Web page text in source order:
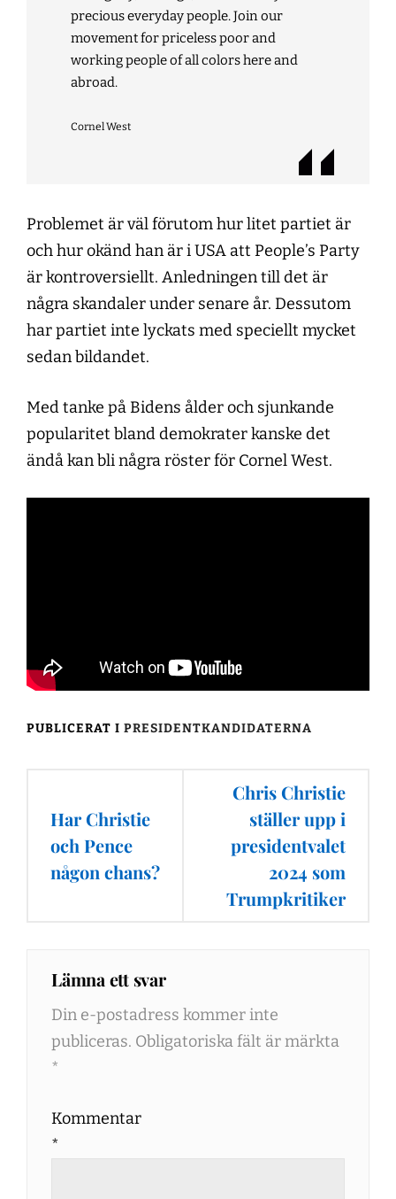
precious everyday people. Join our
movement for priceless poor and
working people of all colors here and
abroad.
Cornel West
Problemet är väl förutom hur litet partiet är
och hur okänd han är i USA att People’s Party
är kontroversiellt. Anledningen till det är
några skandaler under senare år. Dessutom
har partiet inte lyckats med speciellt mycket
sedan bildandet.
Med tanke på Bidens ålder och sjunkande
popularitet bland demokrater kanske det
ändå kan bli några röster för Cornel West.
PUBLICERAT I PRESIDENTKANDIDATERNA
Har Christie
och Pence
någon chans?
Chris Christie
ställer upp i
presidentvalet
2024 som
Trumpkritiker
Lämna ett svar
Din e-postadress kommer inte
publiceras. Obligatoriska fält är märkta
*
Kommentar
*